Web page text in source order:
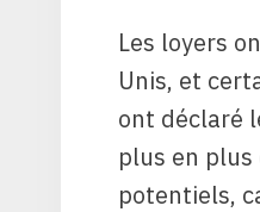
Les loyers
Unis, et
ont déclaré
plus en
potentiels,